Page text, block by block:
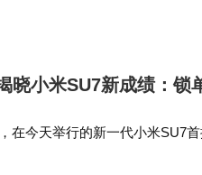
瓦（1000太瓦）的算力
变人类计算史的壮举。”他
晓小米SU7新成绩：锁
在今天举行的新一代小米SU7